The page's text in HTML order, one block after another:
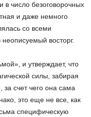
в число безоговорочных
и даже немного
со всеми
восторг.
и утверждает, что
силы, забирая
за счет чего она сама
это еще не все, как
специфическую